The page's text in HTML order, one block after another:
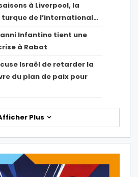
à Liverpool, la
turque de l’international…
Infantino tient une
à Rabat
Israël de retarder la
du plan de paix pour
Plus